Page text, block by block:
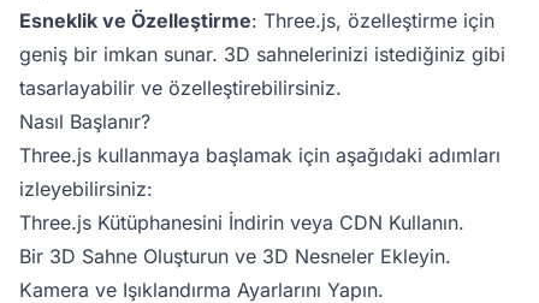
Esneklik ve Özelleştirme: Three.js, özelleştirme için
geniş bir imkan sunar. 3D sahnelerinizi istediğiniz gibi
tasarlayabilir ve özelleştirebilirsiniz.
Nasıl Başlanır?
Three.js kullanmaya başlamak için aşağıdaki adımları
izleyebilirsiniz:
Three.js Kütüphanesini İndirin veya CDN Kullanın.
Bir 3D Sahne Oluşturun ve 3D Nesneler Ekleyin.
Kamera ve Işıklandırma Ayarlarını Yapın.